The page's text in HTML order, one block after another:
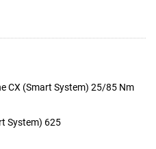
CX (Smart System) 25/85 Nm
System) 625